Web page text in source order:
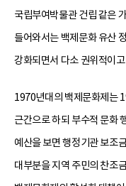
국립부여박물관 건립 같은
들어와서는 백제문화 유산
강화되면서 다소 권위적이
1970년대의 백제문화제는
근간으로 하되 부수적 문화
예산을 보면 행정기관 보조
대부분을 지역 주민의 찬조